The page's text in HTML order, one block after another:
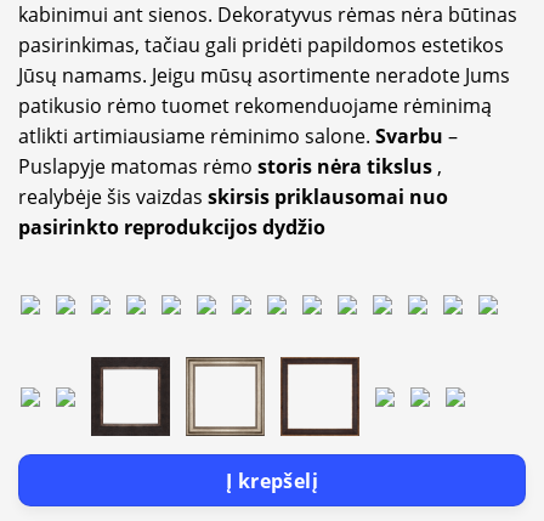
kabinimui ant sienos. Dekoratyvus rėmas nėra būtinas
pasirinkimas, tačiau gali pridėti papildomos estetikos
Jūsų namams. Jeigu mūsų asortimente neradote Jums
patikusio rėmo tuomet rekomenduojame rėminimą
atlikti artimiausiame rėminimo salone. Svarbu –
Puslapyje matomas rėmo storis nėra tikslus ,
realybėje šis vaizdas skirsis priklausomai nuo
pasirinkto reprodukcijos dydžio
Į krepšelį